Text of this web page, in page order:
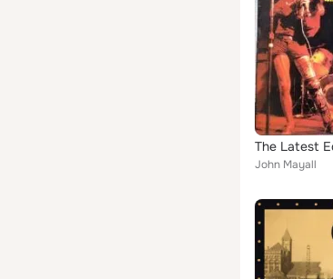
The Latest
John Mayall